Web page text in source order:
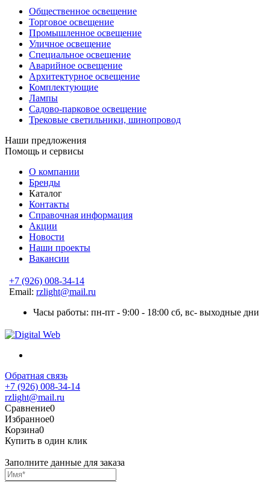
Общественное освещение
Торговое освещение
Промышленное освещение
Уличное освещение
Специальное освещение
Аварийное освещение
Архитектурное освещение
Комплектующие
Лампы
Садово-парковое освещение
Трековые светильники, шинопровод
Наши предложения
Помощь и сервисы
О компании
Бренды
Каталог
Контакты
Справочная информация
Акции
Новости
Наши проекты
Вакансии
+7 (926) 008-34-14
Email: rzlight@mail.ru
Часы работы: пн-пт - 9:00 - 18:00 сб, вс- выходные дни
Обратная связь
+7 (926) 008-34-14
rzlight@mail.ru
Сравнение0
Избранное0
Корзина0
Купить в один клик
Заполните данные для заказа